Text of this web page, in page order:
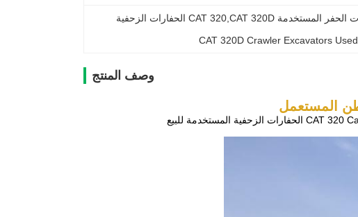
CAT 320D Crawler Excavators Used
وصف المنتج